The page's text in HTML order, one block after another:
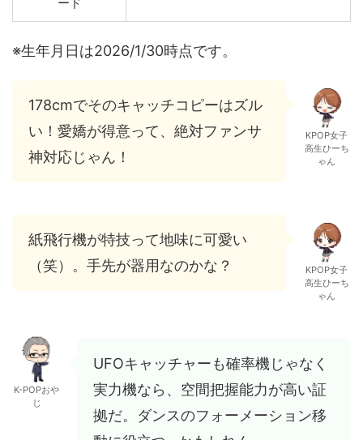
※生年月日は2026/1/30時点です。
178cmでそのキャッチコピーはズル
い！愛嬌が得意って、絶対ファンサ
神対応じゃん！
KPOP女子
高生ひーち
ゃん
紙飛行機が特技って地味に可愛い
（笑）。手先が器用なのかな？
KPOP女子
高生ひーち
ゃん
K-POPおや
じ
UFOキャッチャーも確率機じゃなく
実力機なら、空間把握能力が高い証
拠だ。ダンスのフォーメーション移